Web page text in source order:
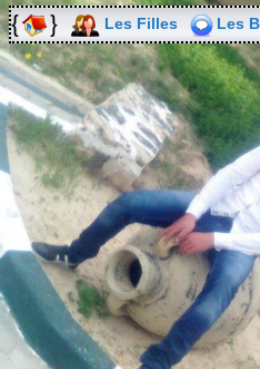
Les Filles Les